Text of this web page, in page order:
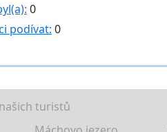
0
podívat: 0
turistů